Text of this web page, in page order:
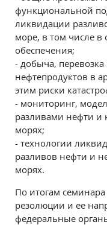
функциональной
ликвидации
море, в том числе в
обеспечения;
- добыча,
нефтепродуктов в
этим риски
- мониторинг,
разливами нефти и
морях;
- технологии
разливов нефти и
морях.
По итогам
резолюции и ее
федеральные